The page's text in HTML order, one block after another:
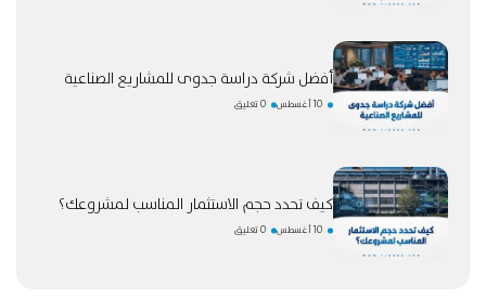
أفضل شركة دراسة جدوى للمشاريع الصناعية
10 أغسطس 0 تعليق
كيف تحدد حجم الاستثمار المناسب لمشروعك؟
10 أغسطس 0 تعليق